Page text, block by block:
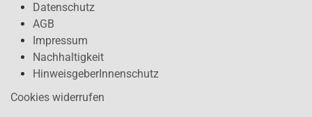
Datenschutz
AGB
Impressum
Nachhaltigkeit
HinweisgeberInnenschutz
Cookies widerrufen